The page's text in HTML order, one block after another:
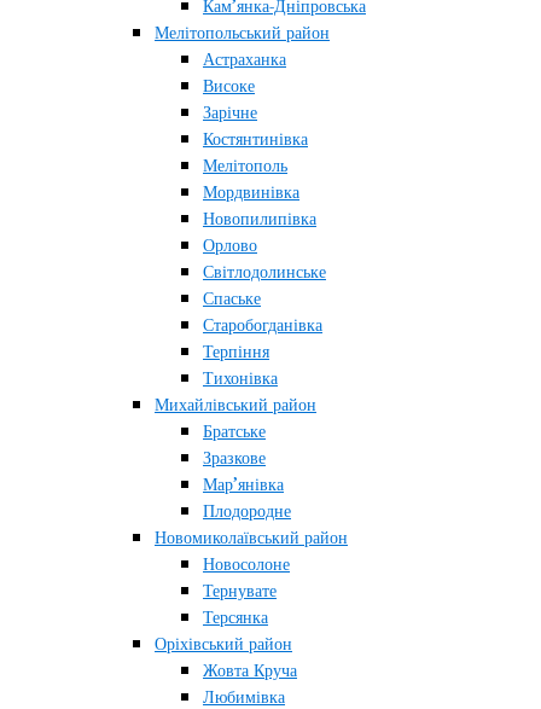
Кам’янка-Дніпровська
Мелітопольський район
Астраханка
Високе
Зарічне
Костянтинівка
Мелітополь
Мордвинівка
Новопилипівка
Орлово
Світлодолинське
Спаське
Старобогданівка
Терпіння
Тихонівка
Михайлівський район
Братське
Зразкове
Мар’янівка
Плодородне
Новомиколаївський район
Новосолоне
Тернувате
Терсянка
Оріхівський район
Жовта Круча
Любимівка